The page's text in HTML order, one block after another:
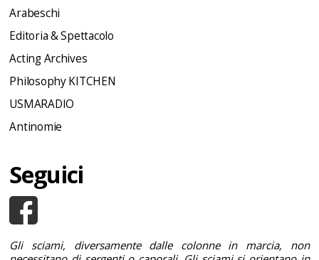
Arabeschi
Editoria & Spettacolo
Acting Archives
Philosophy KITCHEN
USMARADIO
Antinomie
Seguici
Gli sciami, diversamente dalle colonne in marcia, non